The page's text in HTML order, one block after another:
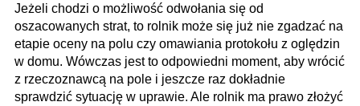
Jeżeli chodzi o możliwość odwołania się od
oszacowanych strat, to rolnik może się już nie zgadzać na
etapie oceny na polu czy omawiania protokołu z oględzin
w domu. Wówczas jest to odpowiedni moment, aby wrócić
z rzeczoznawcą na pole i jeszcze raz dokładnie
sprawdzić sytuację w uprawie. Ale rolnik ma prawo złożyć